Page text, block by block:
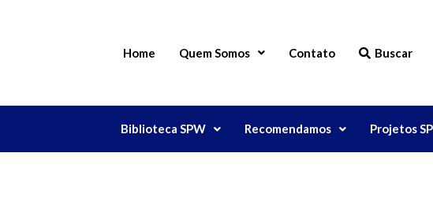
Home Quem Somos Contato Buscar
Biblioteca SPW Recomendamos Projetos